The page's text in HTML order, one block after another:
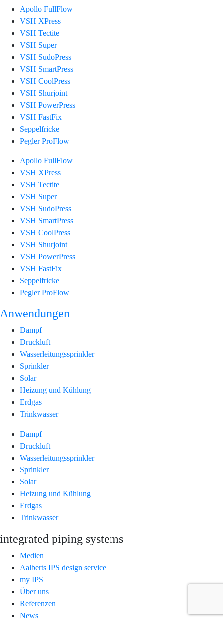
Apollo FullFlow
VSH XPress
VSH Tectite
VSH Super
VSH SudoPress
VSH SmartPress
VSH CoolPress
VSH Shurjoint
VSH PowerPress
VSH FastFix
Seppelfricke
Pegler ProFlow
Apollo FullFlow
VSH XPress
VSH Tectite
VSH Super
VSH SudoPress
VSH SmartPress
VSH CoolPress
VSH Shurjoint
VSH PowerPress
VSH FastFix
Seppelfricke
Pegler ProFlow
Anwendungen
Dampf
Druckluft
Wasserleitungssprinkler
Sprinkler
Solar
Heizung und Kühlung
Erdgas
Trinkwasser
Dampf
Druckluft
Wasserleitungssprinkler
Sprinkler
Solar
Heizung und Kühlung
Erdgas
Trinkwasser
integrated piping systems
Medien
Aalberts IPS design service
my IPS
Über uns
Referenzen
News